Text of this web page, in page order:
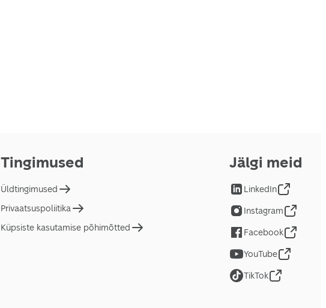
Tingimused
Üldtingimused
Privaatsuspoliitika
Küpsiste kasutamise põhimõtted
Jälgi meid
LinkedIn
Instagram
Facebook
YouTube
TikTok